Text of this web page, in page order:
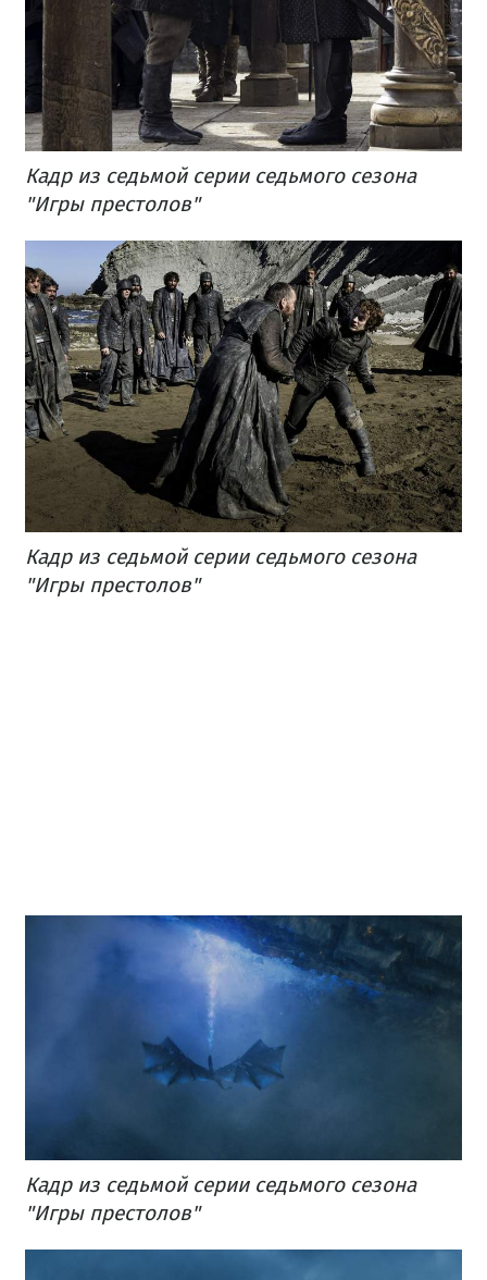
Кадр из седьмой серии седьмого сезона
"Игры престолов"
Кадр из седьмой серии седьмого сезона
"Игры престолов"
Кадр из седьмой серии седьмого сезона
"Игры престолов"